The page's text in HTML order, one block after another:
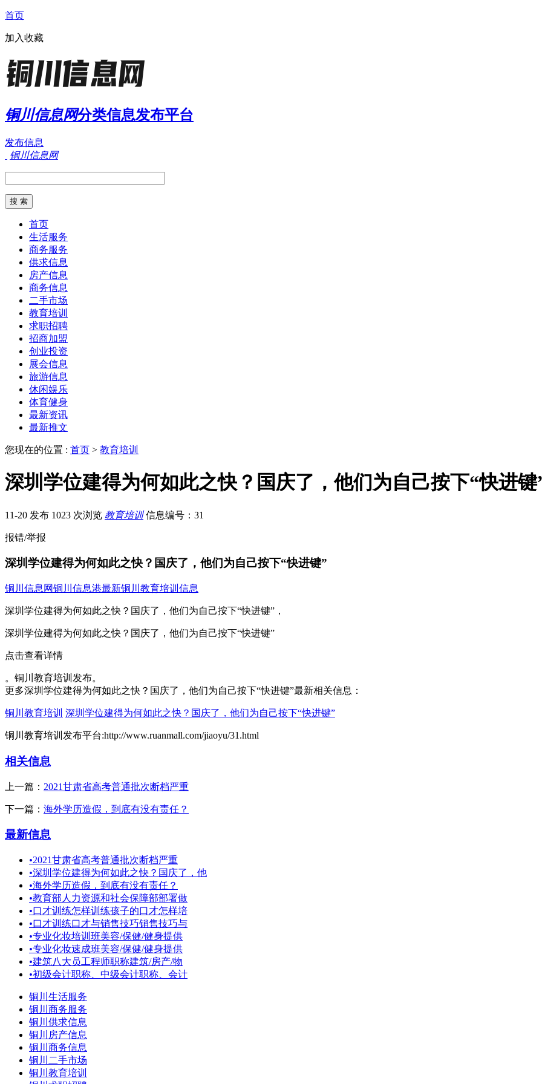
首页
加入收藏
铜川信息网分类信息发布平台
发布信息
铜川信息网
首页
生活服务
商务服务
供求信息
房产信息
商务信息
二手市场
教育培训
求职招聘
招商加盟
创业投资
展会信息
旅游信息
休闲娱乐
体育健身
最新资讯
最新推文
您现在的位置 : 首页 > 教育培训
深圳学位建得为何如此之快？国庆了，他们为自己按下“快进键
11-20 发布 1023 次浏览 教育培训 信息编号：31
报错/举报
深圳学位建得为何如此之快？国庆了，他们为自己按下“快进键”
铜川信息网铜川信息港最新铜川教育培训信息
深圳学位建得为何如此之快？国庆了，他们为自己按下“快进键”，
深圳学位建得为何如此之快？国庆了，他们为自己按下“快进键”
点击查看详情
。铜川教育培训发布。
更多深圳学位建得为何如此之快？国庆了，他们为自己按下“快进键”最新相关信息：
铜川教育培训 深圳学位建得为何如此之快？国庆了，他们为自己按下“快进键”
铜川教育培训发布平台:http://www.ruanmall.com/jiaoyu/31.html
相关信息
上一篇： 2021甘肃省高考普通批次断档严重
下一篇： 海外学历造假，到底有没有责任？
最新信息
•2021甘肃省高考普通批次断档严重
•深圳学位建得为何如此之快？国庆了，他
•海外学历造假，到底有没有责任？
•教育部人力资源和社会保障部部署做
•口才训练怎样训练孩子的口才怎样培
•口才训练口才与销售技巧销售技巧与
•专业化妆培训班美容/保健/健身提供
•专业化妆速成班美容/保健/健身提供
•建筑八大员工程师职称建筑/房产/物
•初级会计职称、中级会计职称、会计
铜川生活服务
铜川商务服务
铜川供求信息
铜川房产信息
铜川商务信息
铜川二手市场
铜川教育培训